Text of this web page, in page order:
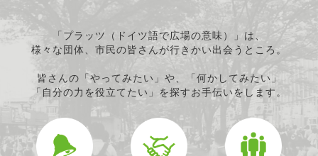
「プラッツ（ドイツ語で広場の意味）」は、
様々な団体、市民の皆さんが行きかい出会うところ。
皆さんの「やってみたい」や、「何かしてみたい」
「自分の力を役立てたい」を探すお手伝いをします。